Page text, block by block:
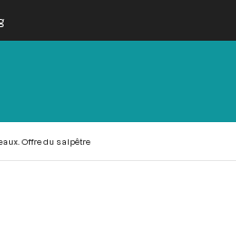
Offre du salpêtre